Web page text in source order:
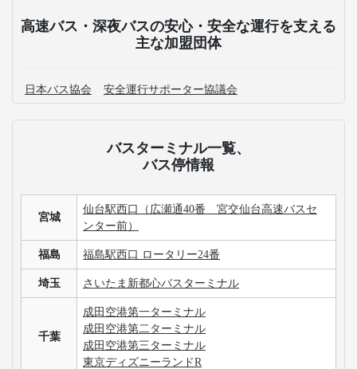
高速バス・深夜バスの安心・安全な運行を支える
主な加盟団体
日本バス協会 安全運行サポーター協議会
バスターミナル一覧、
バス停情報
宮城
仙台駅西口（広瀬通40番 宮交仙台高速バスセ
ンター前）
福島 福島駅西口 ロータリー24番
埼玉 さいたま新都心バスターミナル
千葉
成田空港第一ターミナル
成田空港第二ターミナル
成田空港第三ターミナル
東京ディズニーランドR